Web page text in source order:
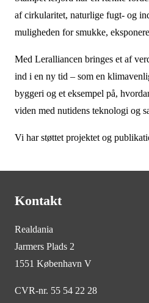
af cirkularitet, naturlige fugt- og
muligheden for smukke,
Med Leralliancen bringes et af
ind i en ny tid – som en
byggeri og et eksempel på,
viden med nutidens teknologi og
Vi har støttet projektet og
Kontakt
Realdania
Jarmers Plads 2
1551 København V
CVR-nr. 55 54 22 28